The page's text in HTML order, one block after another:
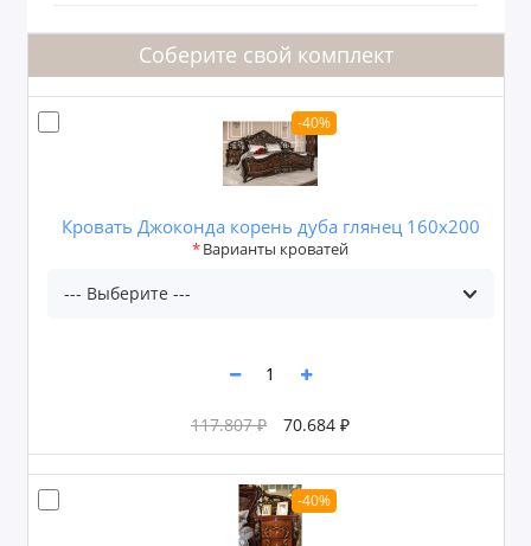
Соберите свой комплект
-40%
Кровать Джоконда корень дуба глянец 160х200
Варианты кроватей
117.807 ₽ 70.684 ₽
-40%